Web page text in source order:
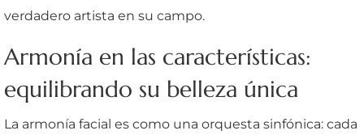
verdadero artista en su campo.
Armonía en las características:
equilibrando su belleza única
La armonía facial es como una orquesta sinfónica: cada